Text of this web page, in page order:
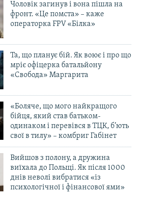
Чоловік загинув і вона пішла на
фронт. «Це помста» – каже
операторка FPV «Білка»
Та, що планує бій. Як воює і про що
мріє офіцерка батальйону
«Свобода» Маргарита
«Боляче, що мого найкращого
бійця, який став батьком-
одинаком і перевівся в ТЦК, б’ють
свої в тилу» – комбриг Габінет
Вийшов з полону, а дружина
виїхала до Польщі. Як після 1000
днів неволі вибратися «із
психологічної і фінансової ями»